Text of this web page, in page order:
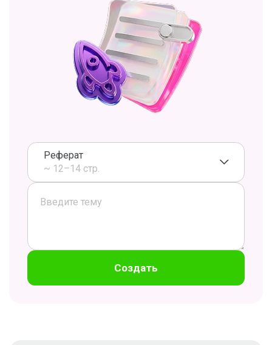
Реферат
~ 12–14 стр.
Создать